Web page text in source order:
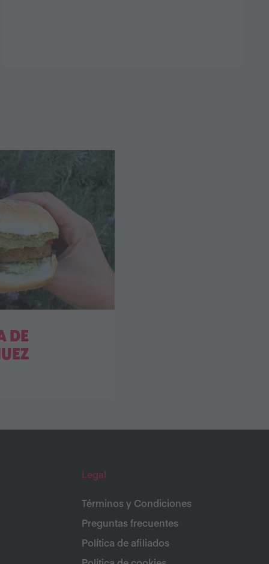
DE
Legal
Términos y Condiciones
Preguntas frecuentes
Política de afiliados